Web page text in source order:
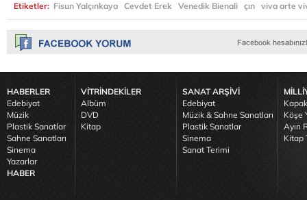
Etiketler: Fisun Yalçınkaya Cevdet Erek Venedik Bienali çın viva arte
HABERLER
Edebiyat
Müzik
Plastik Sanatlar
Sahne Sanatları
Sinema
Yazarlar
HABER
VİTRİNDEKİLER
Albüm
DVD
Kitap
SANAT ARŞİVİ
Edebiyat
Müzik & Sahne Sanatları
Plastik Sanatlar
Sinema
Sanat Terimi
Köşe
Ayın
Kitap